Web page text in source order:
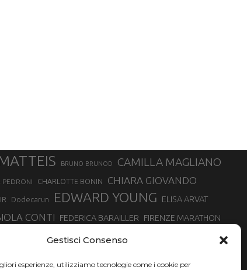
Gestisci Consenso
esperienze, utilizziamo tecnologie come i cookie per
BRUNO BRUNOD CAMILLA MAGLIANO
PEDRONI CHARLOTTE BONIN CHIARA GIOVANDO
Dodecarun EDWARD YOUNG ELISA ARVAT
CONTI FEDERICA BARAILLER FIRENZE MARATHON
GIOVANNA EPIS GIULIANO CAVALLO